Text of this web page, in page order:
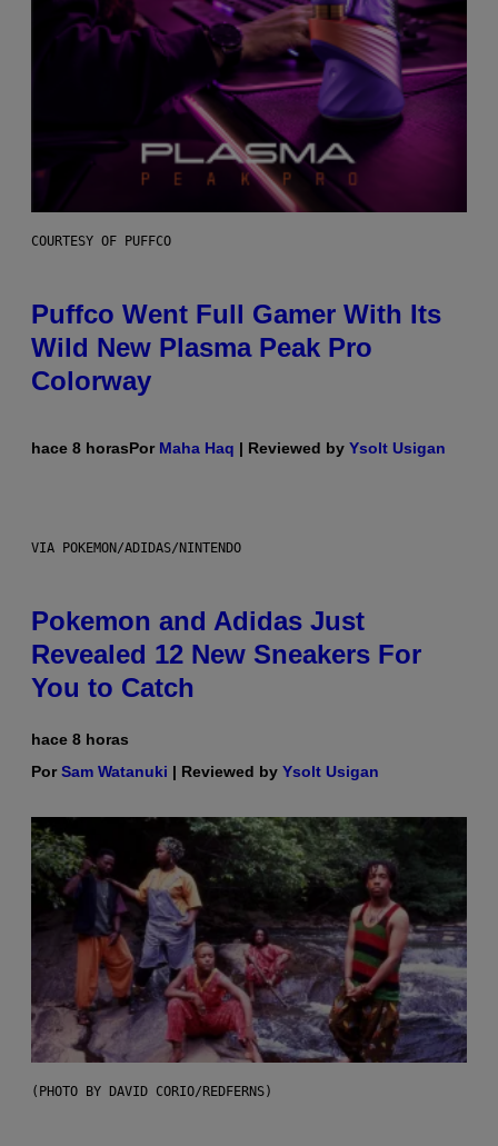
COURTESY OF PUFFCO
Puffco Went Full Gamer With Its
Wild New Plasma Peak Pro
Colorway
hace 8 horasPor Maha Haq | Reviewed by Ysolt Usigan
VIA POKEMON/ADIDAS/NINTENDO
Pokemon and Adidas Just
Revealed 12 New Sneakers For
You to Catch
hace 8 horas
PorSam Watanuki | Reviewed by Ysolt Usigan
(PHOTO BY DAVID CORIO/REDFERNS)